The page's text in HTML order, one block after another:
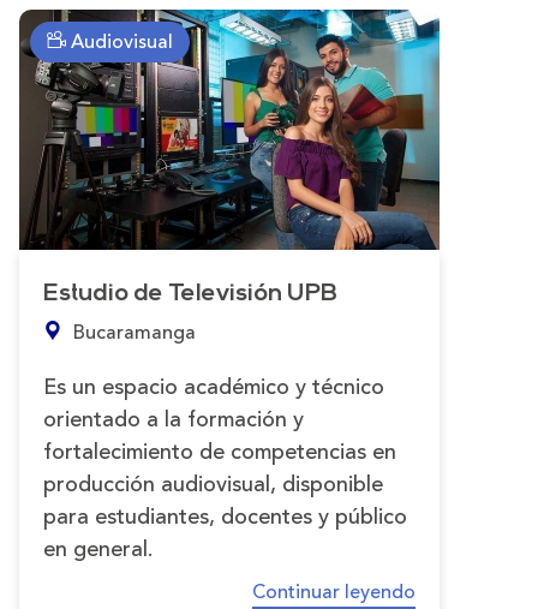
Audiovisual
Estudio de Televisión UPB
Bucaramanga
Es un espacio académico y técnico
orientado a la formación y
fortalecimiento de competencias en
producción audiovisual, disponible
para estudiantes, docentes y público
en general.
Continuar leyendo